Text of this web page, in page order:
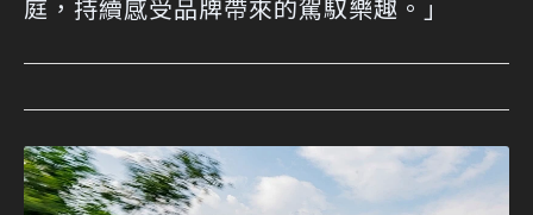
庭，持續感受品牌帶來的駕馭樂趣。」